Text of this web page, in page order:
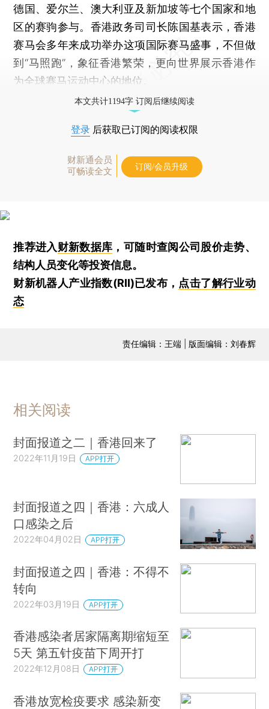
德国、爱尔兰、澳大利亚及新加坡等七个国家和地
区的赛驹参与。香港政务司司长陈国基表示，香港
赛马会多年来成功举办这项国际赛马盛事，不但做
到“马照跑”，象征香港繁荣，更向世界展示香港作
为全球赛马运动中心的地位。
本文共计1194字 订阅后继续阅读
登录 后获取已订阅的阅读权限
财新通会员
可畅读全文
订阅/会员升级
推荐进入财新数据库 ，可随时查阅公司股价走势、
结构人员变化等投资信息。
财新机器人产业指数(RII)已发布， 点击了解行业动
态
责任编辑：王端 | 版面编辑：刘春辉
相关阅读
封面报道之二｜香港回来了
2022年11月19日 APP打开
封面报道之四｜香港：六成人
口感染之后
2022年04月02日 APP打开
封面报道之四｜香港：不得不
转向
2022年03月19日 APP打开
香港感染者居家隔离期缩短至
5天 第五针疫苗下周开打
2022年12月08日 APP打开
香港放宽检疫要求 感染新变